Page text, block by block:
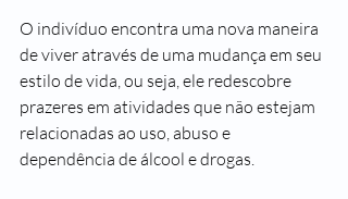
O indivíduo encontra uma nova maneira
de viver através de uma mudança em seu
estilo de vida, ou seja, ele redescobre
prazeres em atividades que não estejam
relacionadas ao uso, abuso e
dependência de álcool e drogas.